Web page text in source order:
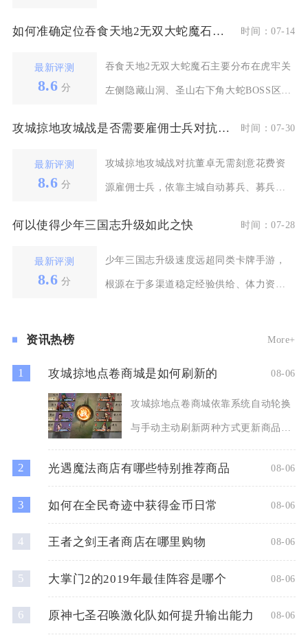
如何准确定位吞食天地2无双大蛇魔石的位置 时间：07-14
最新评测
8.6 分
吞食天地2无双大蛇魔石主要分布在虎牢关
左侧隐藏山洞、圣山右下角大蛇BOSS区
攻城掠地攻城战是否需要雇佣士兵对抗董卓 时间：07-30
最新评测
8.6 分
攻城掠地攻城战对抗董卓无需刻意花费资
源雇佣士兵，依靠主城自动募兵、募兵
何以使得少年三国志升级如此之快 时间：07-28
最新评测
8.6 分
少年三国志升级速度远超同类卡牌手游，
根源在于多渠道稳定经验供给、体力资源
资讯热榜 More+
1 攻城掠地点卷商城是如何刷新的 08-06
攻城掠地点卷商城依靠系统自动轮换
与手动主动刷新两种方式更新商品，
商城商品池存在品质分层机制
2 光遇魔法商店有哪些特别推荐商品 08-06
3 如何在全民奇迹中获得金币日常 08-06
4 王者之剑王者商店在哪里购物 08-06
5 大掌门2的2019年最佳阵容是哪个 08-06
6 原神七圣召唤激化队如何提升输出能力 08-06